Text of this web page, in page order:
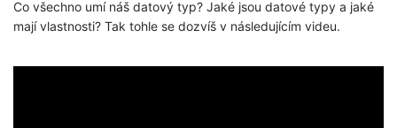
Co všechno umí náš datový typ? Jaké jsou datové typy a jaké
mají vlastnosti? Tak tohle se dozvíš v následujícím videu.